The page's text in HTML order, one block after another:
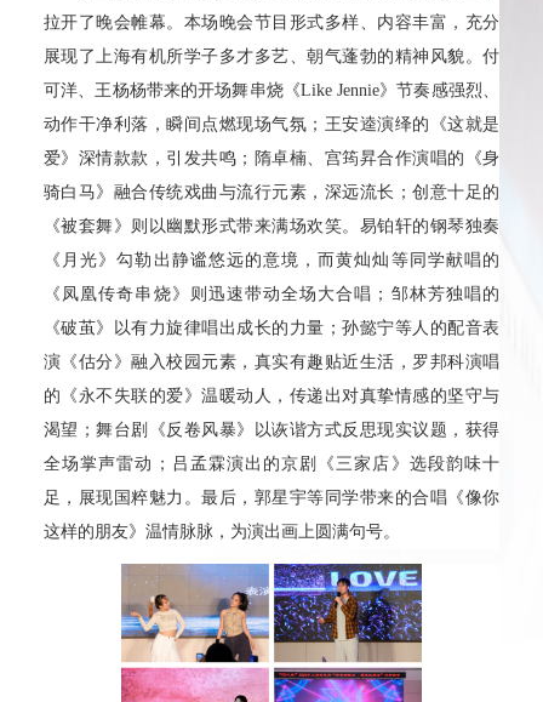
拉开了晚会帷幕。本场晚会节目形式多样、内容丰富，充分
展现了上海有机所学子多才多艺、朝气蓬勃的精神风貌。付
可洋、王杨杨带来的开场舞串烧《Like Jennie》节奏感强烈、
动作干净利落，瞬间点燃现场气氛；王安逵演绎的《这就是
爱》深情款款，引发共鸣；隋卓楠、宫筠昇合作演唱的《身
骑白马》融合传统戏曲与流行元素，深远流长；创意十足的
《被套舞》则以幽默形式带来满场欢笑。易铂轩的钢琴独奏
《月光》勾勒出静谧悠远的意境，而黄灿灿等同学献唱的
《凤凰传奇串烧》则迅速带动全场大合唱；邹林芳独唱的
《破茧》以有力旋律唱出成长的力量；孙懿宁等人的配音表
演《估分》融入校园元素，真实有趣贴近生活，罗邦科演唱
的《永不失联的爱》温暖动人，传递出对真挚情感的坚守与
渴望；舞台剧《反卷风暴》以诙谐方式反思现实议题，获得
全场掌声雷动；吕孟霖演出的京剧《三家店》选段韵味十
足，展现国粹魅力。最后，郭星宇等同学带来的合唱《像你
这样的朋友》温情脉脉，为演出画上圆满句号。